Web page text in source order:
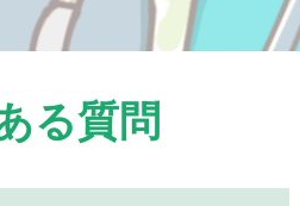
る質問